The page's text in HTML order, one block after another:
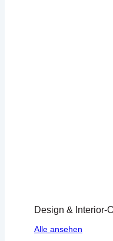
Design & Interior-
Alle ansehen